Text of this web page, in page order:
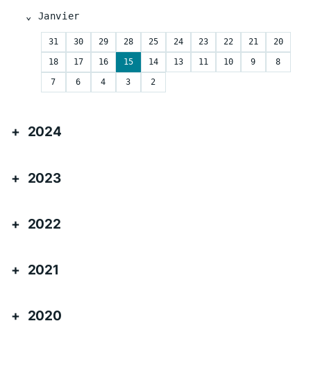
Janvier
31 30 29 28 25 24 23 22 21 20
18 17 16 15 14 13 11 10 9 8
7 6 4 3 2
2024
2023
2022
2021
2020